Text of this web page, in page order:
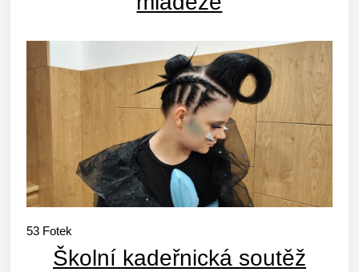
53 Fotek
Školní kadeřnická soutěž